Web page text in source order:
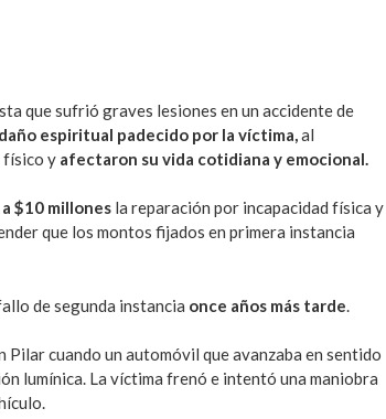
que sufrió graves lesiones en un accidente de
espiritual padecido por la víctima,al
físico y afectaron su vida cotidiana y emocional.
$10 millones la reparación por incapacidad física y
que los montos fijados en primera instancia
de segunda instancia once años más tarde.
cuando un automóvil que avanzaba en sentido
lumínica. La víctima frenó e intentó una maniobra